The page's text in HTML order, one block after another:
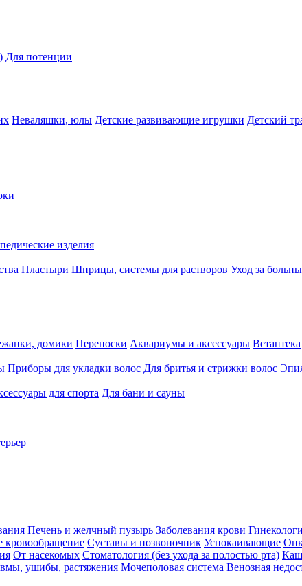
Для потенции
Неваляшки, юлы Детские развивающие игрушки Детский
изделия
Пластыри Шприцы, системы для растворов Уход за
домики Переноски Аквариумы и аксессуары Ветаптека
Приборы для укладки волос Для бритья и стрижки волос
для спорта Для бани и сауны
Печень и желчный пузырь Заболевания крови
кровообращение Суставы и позвоночник Успокаивающие
От насекомых Стоматология (без ухода за полостью рта)
ушибы, растяжения Мочеполовая система Венозная